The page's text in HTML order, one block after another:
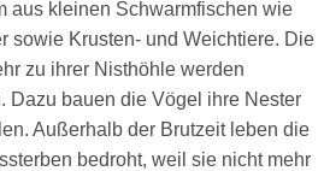
aus kleinen Schwarmfischen wie
sowie Krusten- und Weichtiere. Die
zu ihrer Nisthöhle werden
Dazu bauen die Vögel ihre Nester
Außerhalb der Brutzeit leben die
bedroht, weil sie nicht mehr